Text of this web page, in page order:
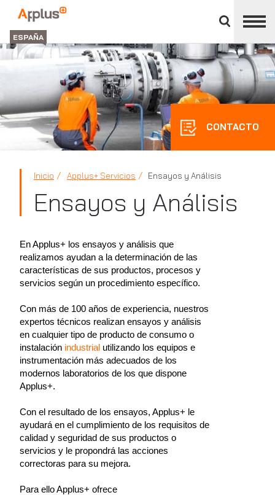
panel
Applus+
GROUP
ESPAÑA
CONTACTO
Inicio Applus+ Servicios Ensayos y Análisis
Ensayos y Análisis
En Applus+ los ensayos y análisis que
realizamos ayudan a la determinación de las
características de sus productos, procesos y
servicios según un procedimiento específico.
Con más de 100 años de experiencia, nuestros
expertos técnicos realizan ensayos y análisis
en cualquier tipo de producto de consumo o
instalación industrial utilizando los equipos e
instrumentación más adecuados de los
modernos laboratorios de los que dispone
Applus+.
Con el resultado de los ensayos, Applus+ le
ayudará en el cumplimiento de los requisitos de
calidad y seguridad de sus productos o
servicios y le propondrá las acciones
correctoras para su mejora.
Para ello Applus+ ofrece